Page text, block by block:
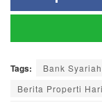
Tags: Bank
Berita Properti